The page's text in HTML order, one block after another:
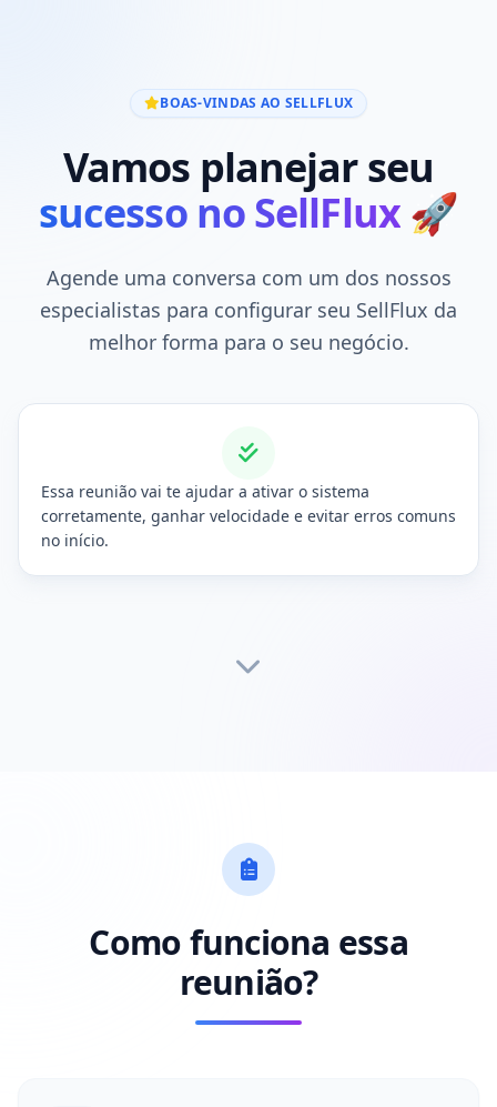
BOAS-VINDAS AO SELLFLUX
Vamos planejar seu
sucesso no SellFlux 🚀
Agende uma conversa com um dos nossos
especialistas para configurar seu SellFlux da
melhor forma para o seu negócio.
Essa reunião vai te ajudar a ativar o sistema
corretamente, ganhar velocidade e evitar erros comuns
no início.
Como funciona essa
reunião?